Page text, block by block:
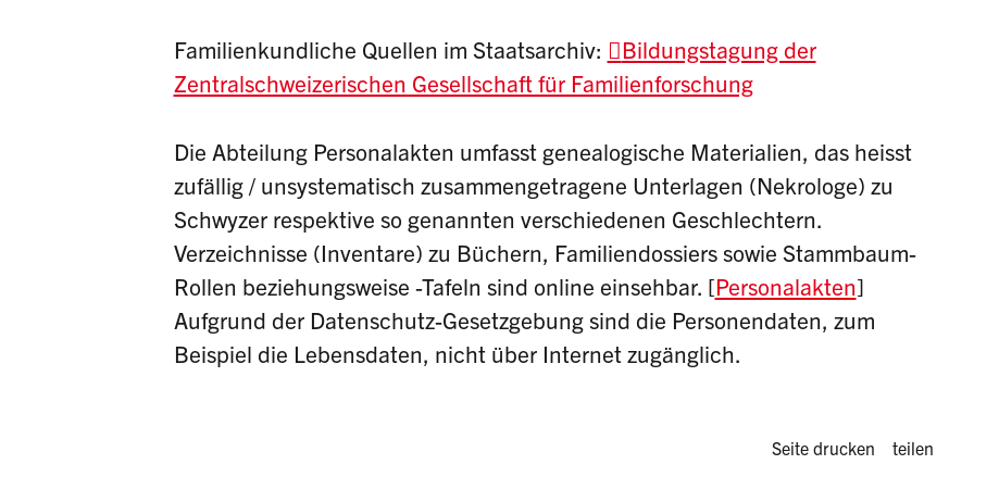
Familienkundliche Quellen im Staatsarchiv:
Bildungstagung der
Zentralschweizerischen Gesellschaft für Familienforschung
Die Abteilung Personalakten umfasst genealogische Materialien, das heisst
zufällig / unsystematisch zusammengetragene Unterlagen (Nekrologe) zu
Schwyzer respektive so genannten verschiedenen Geschlechtern.
Verzeichnisse (Inventare) zu Büchern, Familiendossiers sowie Stammbaum-
Rollen beziehungsweise -Tafeln sind online einsehbar. [Personalakten]
Aufgrund der Datenschutz-Gesetzgebung sind die Personendaten, zum
Beispiel die Lebensdaten, nicht über Internet zugänglich.
Diese Seite
Seite drucken teilen